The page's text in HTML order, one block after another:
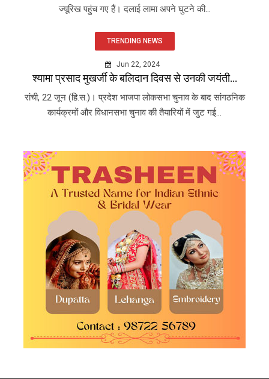
ज्यूरिख पहुंच गए हैं। दलाई लामा अपने घुटने की...
TRENDING NEWS
Jun 22, 2024
श्यामा प्रसाद मुखर्जी के बलिदान दिवस से उनकी जयंती...
रांची, 22 जून (हि.स.)। प्रदेश भाजपा लोकसभा चुनाव के बाद सांगठनिक
कार्यक्रमों और विधानसभा चुनाव की तैयारियों में जुट गई...